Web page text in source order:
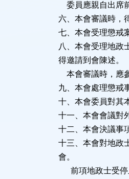
委員應親自出席
六、本會審議時，
七、本會受理懲戒
八、本會受理地政
得邀請到會陳述。
本會審議時，應
九、本會處理懲戒
十、本會委員對其
十一、本會會議對
十二、本會決議事
十三、本會對地政
會。
前項地政士受停